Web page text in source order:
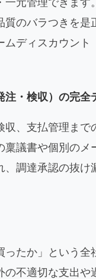
元管理できま
のバラつきを
ディスカウン
・検収）の完全
、支払管理まで
稟議書や個別の
調達承認の抜
たか」という全
不適切な支出